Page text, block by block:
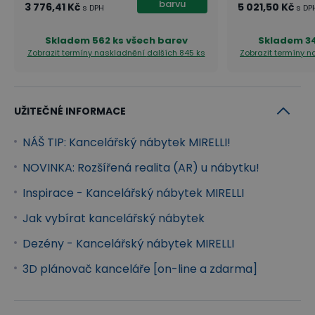
hranu, kabelové průchodky i stabilní dřevěné nohy,
které přináší stolům MIRELLI ucelený masivní design.
pracovního prostoru. Splňují i
Skříně
Skříně MIRELLI se řadí mezi opravdu bytelný
nábytek. Vybírat můžete od skříňky na kolečkách,
velkých otevřených, zasouvacích skříní až po skříně
2dveřové a skříně šatní. Skříně jsou uzamykatelné.
Všechny skříně mají pohledová záda, tudíž se s nimi
3 776,41 Kč s DPH
barvu
Skladem 562 ks všech barev
Zobrazit termíny naskladnění dalších 845 ks
5 021,50 Kč s
Skladem
Zobrazit termíny
UŽITEČNÉ INFORMACE
NÁŠ TIP: Kancelářský nábytek MIRELLI!
NOVINKA: Rozšířená realita (AR) u nábytku!
Inspirace - Kancelářský nábytek MIRELLI
Jak vybírat kancelářský nábytek
Dezény - Kancelářský nábytek MIRELLI
3D plánovač kanceláře [on-line a zdarma]